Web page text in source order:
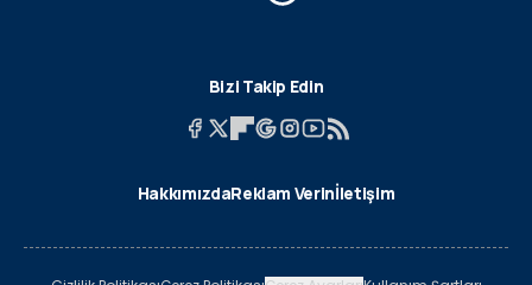
Bizi Takip Edin
HakkımızdaReklam Verinİletişim